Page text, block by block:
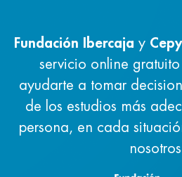
Fundación Ibercaja y
servicio online
ayudarte a tomar
de los estudios más
persona, en cada